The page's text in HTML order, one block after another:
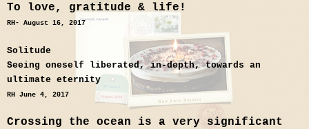
To love, gratitude & life!
RH- August 16, 2017
Solitude
Seeing oneself liberated, in-depth, towards an
ultimate eternity
RH June 4, 2017
Crossing the ocean is a very significant